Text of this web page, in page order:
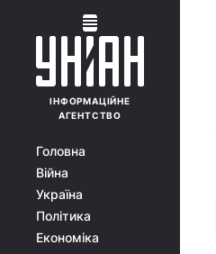
ІНФОРМАЦІЙНЕ
АГЕНТСТВО
Головна
Війна
Україна
Політика
Економіка